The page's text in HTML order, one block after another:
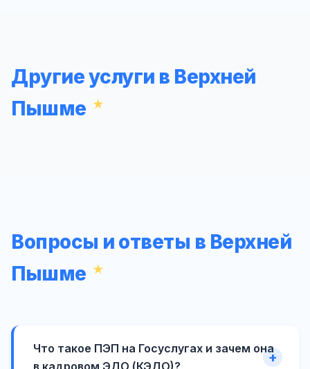
Другие услуги в Верхней
Пышме
Вопросы и ответы в Верхней
Пышме
Что такое ПЭП на Госуслугах и зачем она